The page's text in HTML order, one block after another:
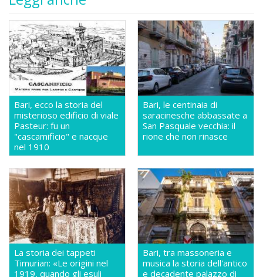
Bari, ecco la storia del
misterioso edificio di viale
Pasteur: fu un
"cascamificio" e nacque
nel 1910
Bari, le centinaia di
saracinesche abbassate a
San Pasquale vecchia: il
rione che non rinasce
La storia dei tappeti
Timurian: «Le origini nel
1919, quando gli esuli
Bari, tra massoneria e
musica la storia dell'antico
e decadente palazzo di